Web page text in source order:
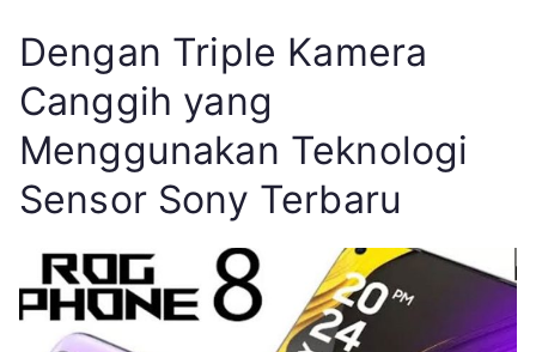
Dengan Triple Kamera
Canggih yang
Menggunakan Teknologi
Sensor Sony Terbaru